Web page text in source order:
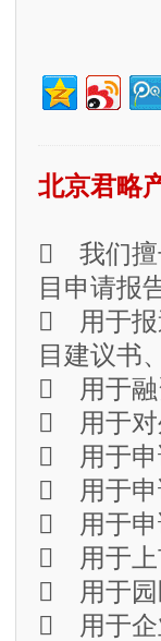
北京君略
 我们擅
目申请报
 用于报
目建议书
 用于融
 用于对
 用于申
 用于申
 用于申
 用于上
 用于园
 用于企